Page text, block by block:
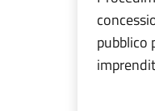
pubblico